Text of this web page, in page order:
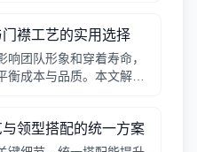
襟工艺的实用选择
团队形象和穿着寿命，
成本与品质。本文解析
领型搭配的统一方案